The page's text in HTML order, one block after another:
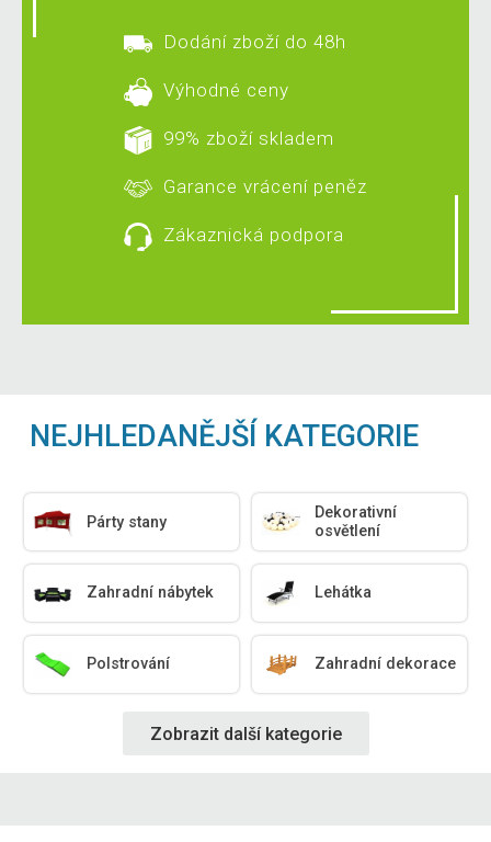
Dodání zboží do 48h
Výhodné ceny
99% zboží skladem
Garance vrácení peněz
Zákaznická podpora
NEJHLEDANĚJŠÍ KATEGORIE
Párty stany
Dekorativní
osvětlení
Zahradní nábytek Lehátka
Polstrování Zahradní dekorace
Zobrazit další kategorie